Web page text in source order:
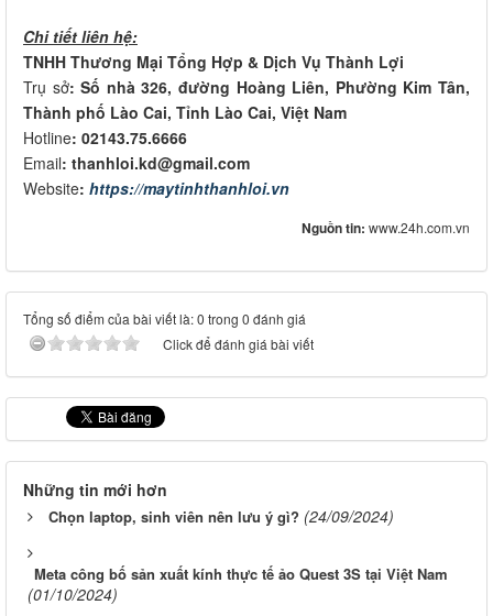
Chi tiết liên hệ:
TNHH Thương Mại Tổng Hợp & Dịch Vụ Thành Lợi
Trụ sở: Số nhà 326, đường Hoàng Liên, Phường Kim Tân,
Thành phố Lào Cai, Tỉnh Lào Cai, Việt Nam
Hotline: 02143.75.6666
Email: thanhloi.kd@gmail.com
Website: https://maytinhthanhloi.vn
Nguồn tin: www.24h.com.vn
Tổng số điểm của bài viết là: 0 trong 0 đánh giá
Click để đánh giá bài viết
Những tin mới hơn
Chọn laptop, sinh viên nên lưu ý gì? (24/09/2024)
Meta công bố sản xuất kính thực tế ảo Quest 3S tại Việt Nam
(01/10/2024)